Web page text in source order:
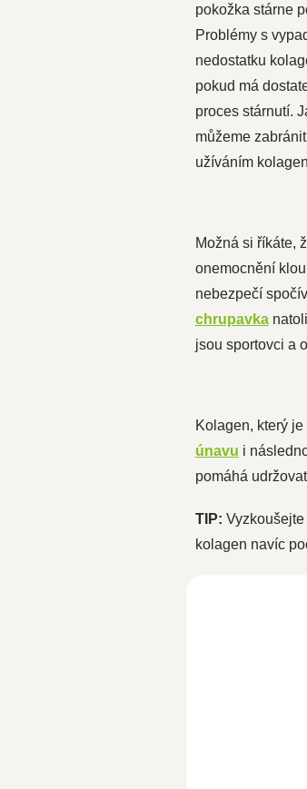
pokožka stárne
Problémy s
nedostatku
pokud má
proces stárnutí.
můžeme
užíváním
Možná si říkáte,
onemocnění
nebezpečí
chrupavka
jsou sportovci a
Kolagen, který
únavu i
pomáhá
TIP: Vyzkoušejte
kolagen navíc